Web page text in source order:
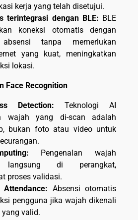
kerja yang telah disetujui.
terintegrasi dengan BLE: BLE
koneksi otomatis dengan
tanpa memerlukan
yang kuat, meningkatkan
lokasi.
Face Recognition
Detection: Teknologi AI
wajah yang di-scan adalah
bukan foto atau video untuk
Pengenalan wajah
langsung di perangkat,
proses validasi.
Attendance: Absensi otomatis
pengguna jika wajah dikenali
yang valid.